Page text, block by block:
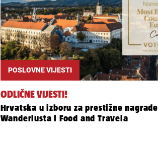
POSLOVNE VIJESTI
ODLIČNE VIJESTI!
Hrvatska u izboru za prestižne nagrade
Wanderlusta i Food and Travela